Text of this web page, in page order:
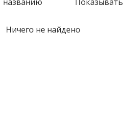
Ничего не найдено